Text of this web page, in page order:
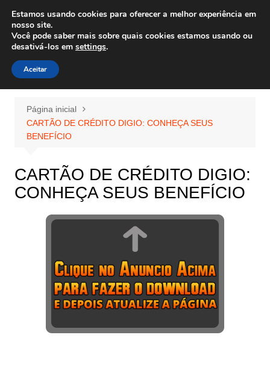
para
conteúdo
Wiley Wales
corais algas e vida marinha
Página inicial
CARTÃO DE CRÉDITO DIGIO: CONHEÇA SEUS
BENEFÍCIO
CARTÃO DE CRÉDITO DIGIO:
CONHEÇA SEUS BENEFÍCIO
Estamos usando cookies para oferecer a melhor experiência em
nosso site.
Você pode saber mais sobre quais cookies estamos usando ou
desativá-los em settings.
Aceitar